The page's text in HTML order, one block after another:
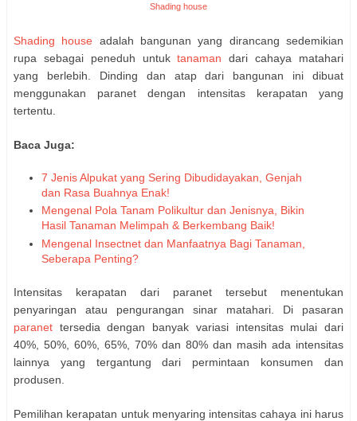
Shading house
Shading house adalah bangunan yang dirancang sedemikian
rupa sebagai peneduh untuktanaman dari cahaya matahari
yang berlebih. Dinding dan atap dari bangunan ini dibuat
menggunakan paranet dengan intensitas kerapatan yang
tertentu.
Baca Juga:
7 Jenis Alpukat yang Sering Dibudidayakan, Genjah
dan Rasa Buahnya Enak!
Mengenal Pola Tanam Polikultur dan Jenisnya, Bikin
Hasil Tanaman Melimpah & Berkembang Baik!
Mengenal Insectnet dan Manfaatnya Bagi Tanaman,
Seberapa Penting?
Intensitas kerapatan dari paranet tersebut menentukan
penyaringan atau pengurangan sinar matahari. Di pasaran
paranet tersedia dengan banyak variasi intensitas mulai dari
40%, 50%, 60%, 65%, 70% dan 80% dan masih ada intensitas
lainnya yang tergantung dari permintaan konsumen dan
produsen.
Pemilihan kerapatan untuk menyaring intensitas cahaya ini harus